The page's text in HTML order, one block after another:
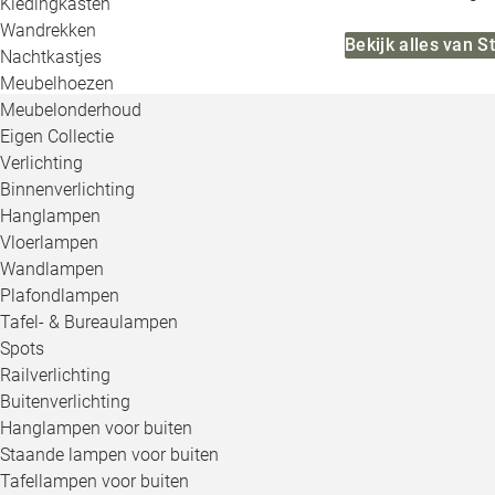
Wandrekken
Nachtkastjes
Meubelhoezen
Meubelonderhoud
Eigen Collectie
Verlichting
Binnenverlichting
Hanglampen
Vloerlampen
Wandlampen
Plafondlampen
Tafel- & Bureaulampen
Spots
Railverlichting
Buitenverlichting
Hanglampen voor buiten
Staande lampen voor buiten
Tafellampen voor buiten
Bekijk alles van